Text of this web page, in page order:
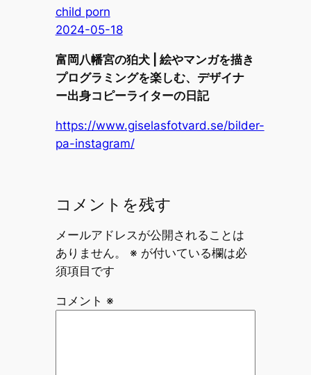
child porn
2024-05-18
富岡八幡宮の狛犬 | 絵やマンガを描き
プログラミングを楽しむ、デザイナ
ー出身コピーライターの日記
https://www.giselasfotvard.se/bilder-
pa-instagram/
コメントを残す
メールアドレスが公開されることは
ありません。
※ が付いている欄は必
須項目です
コメント ※